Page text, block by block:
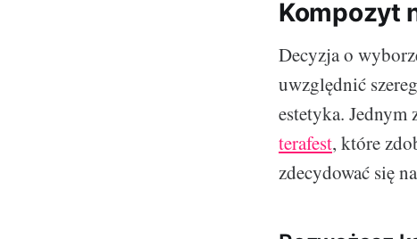
Kompozyt
Decyzja o
uwzględnić
estetyka. Jednym
terafest, które
zdecydować się